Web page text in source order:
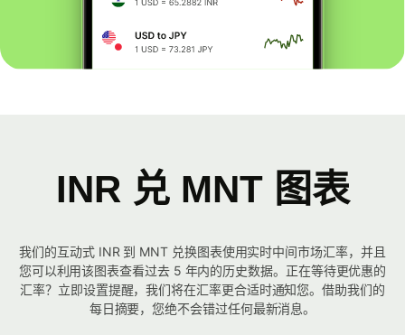
INR 兑 MNT 图表
我们的互动式 INR 到 MNT 兑换图表使用实时中间市场汇率，并且
您可以利用该图表查看过去 5 年内的历史数据。正在等待更优惠的
汇率？立即设置提醒，我们将在汇率更合适时通知您。借助我们的
每日摘要，您绝不会错过任何最新消息。